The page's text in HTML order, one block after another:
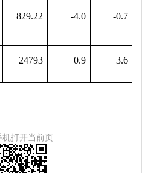
829.22 -4.0 -0.7
24793 0.9 3.6
机打开当前页